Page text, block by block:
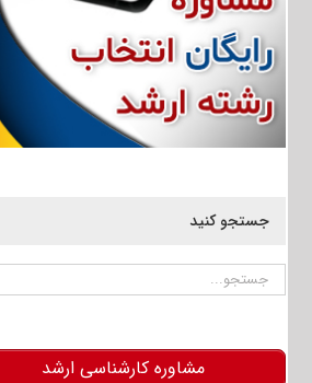
جستجو کنید
جستجو
مشاوره کارشناسی ارشد